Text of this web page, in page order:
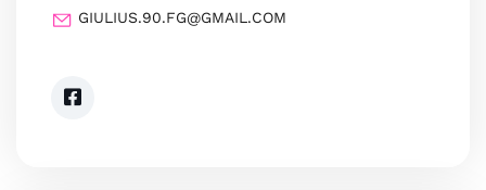
GIULIUS.90.FG@GMAIL.COM